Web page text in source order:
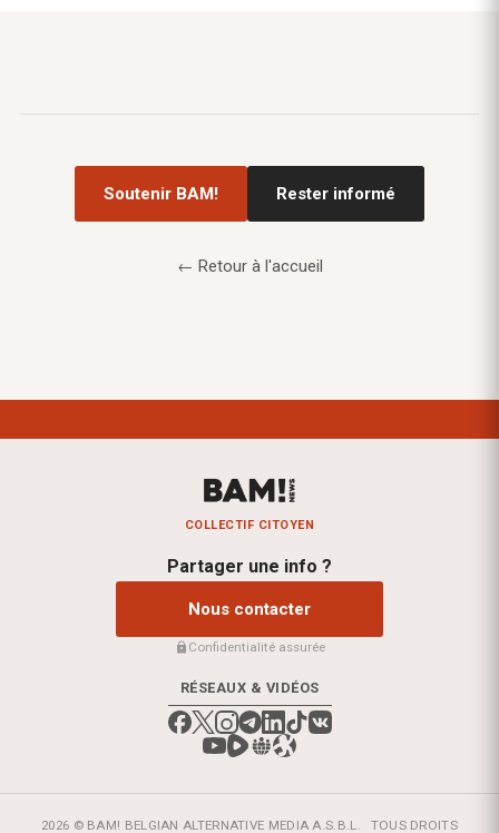
Soutenir BAM! Rester informé
← Retour à l'accueil
COLLECTIF CITOYEN
Partager une info ?
Nous contacter
Confidentialité assurée
RÉSEAUX & VIDÉOS
2026 © BAM! BELGIAN ALTERNATIVE MEDIA A.S.B.L. TOUS DROITS